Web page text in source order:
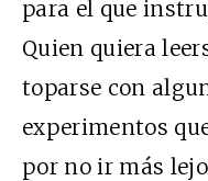
para el que
Quien quiera
toparse con
experimentos
por no ir más